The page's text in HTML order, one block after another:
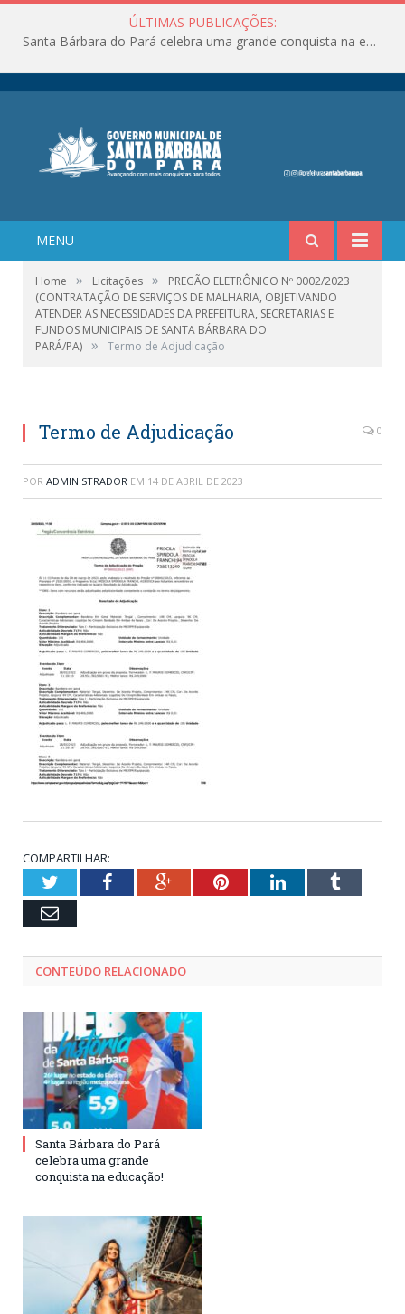
ÚLTIMAS PUBLICAÇÕES:
Santa Bárbara do Pará celebra uma grande conquista na educação!
MENU
Home » Licitações »
PREGÃO ELETRÔNICO Nº 0002/2023
(CONTRATAÇÃO DE SERVIÇOS DE MALHARIA, OBJETIVANDO
ATENDER AS NECESSIDADES DA PREFEITURA, SECRETARIAS E
FUNDOS MUNICIPAIS DE SANTA BÁRBARA DO
PARÁ/PA) » Termo de Adjudicação
Termo de Adjudicação 0
POR ADMINISTRADOR EM 14 DE ABRIL DE 2023
COMPARTILHAR:
TwitterFacebookGoogle+PinterestLinkedInTumblr
Email
CONTEÚDO RELACIONADO
Santa Bárbara do Pará
celebra uma grande
conquista na educação!